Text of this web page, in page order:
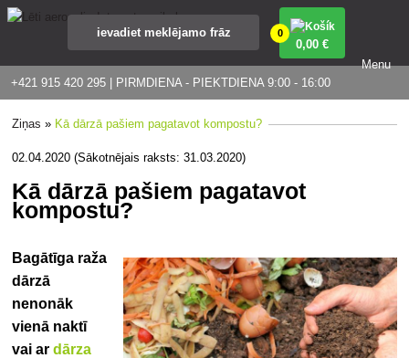
+421 915 420 295 | PIRMDIENA - PIEKTDIENA 9:00 - 16:00
0
0,00 €
Menu
Ziņas » Kā dārzā pašiem pagatavot kompostu?
02.04.2020 (Sākotnējais raksts: 31.03.2020)
Kā dārzā pašiem pagatavot
kompostu?
Bagātīga raža
dārzā
nenonāk
vienā naktī
vai ardārza